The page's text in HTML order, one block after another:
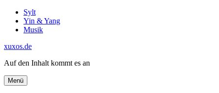
Sylt
Yin & Yang
Musik
xuxos.de
Auf den Inhalt kommt es an
Menü